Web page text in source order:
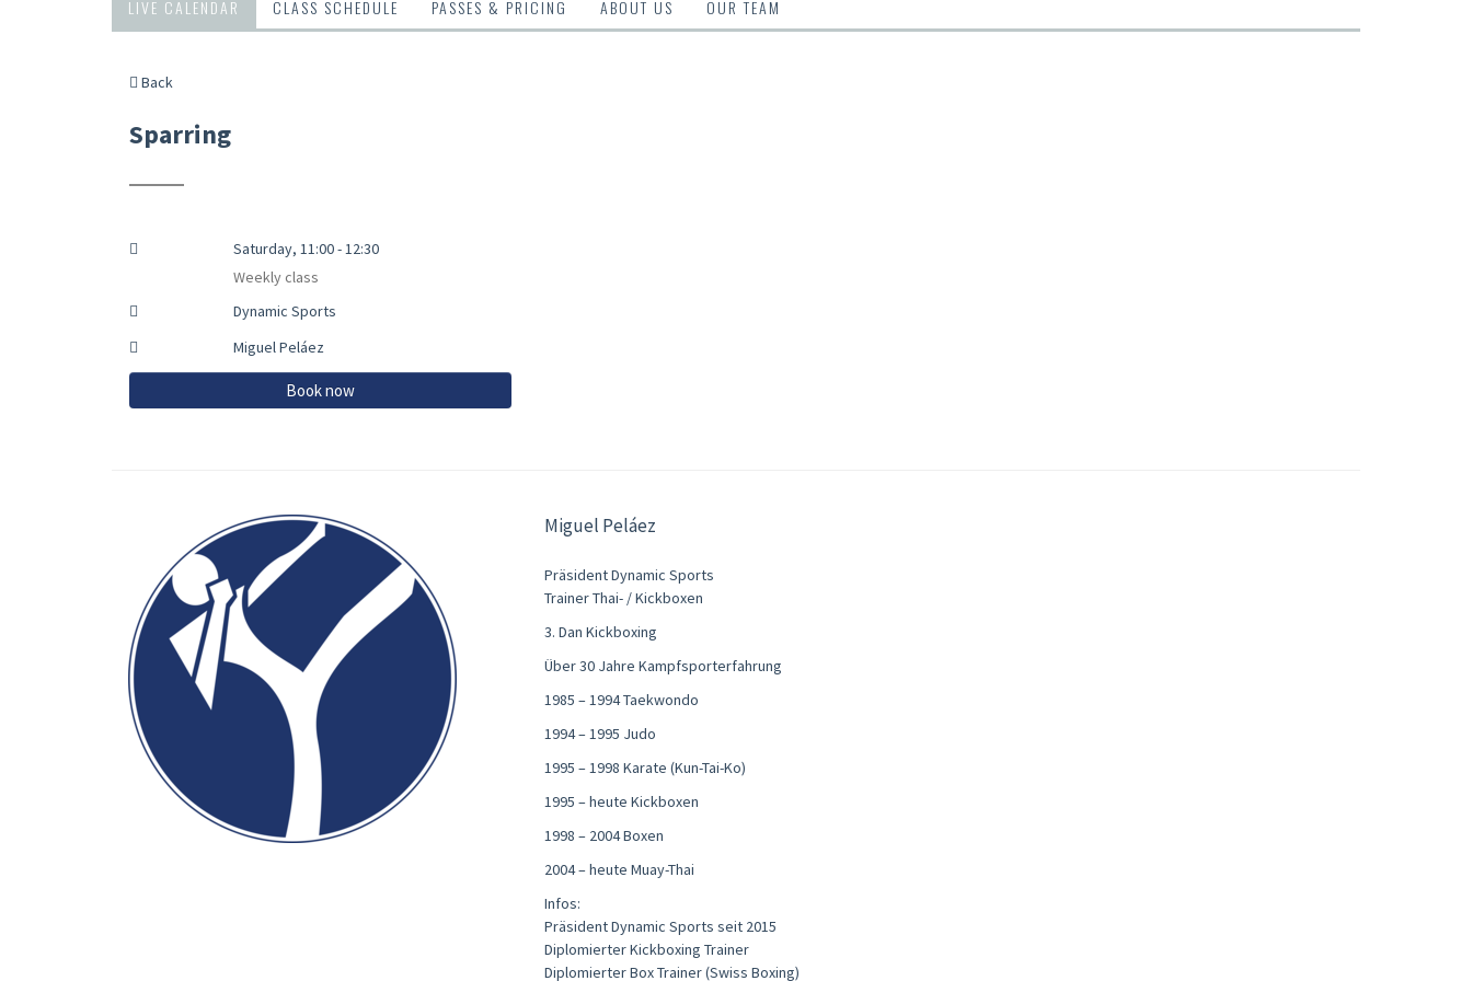
LIVE CALENDAR CLASS SCHEDULE PASSES & PRICING ABOUT US OUR TEAM
Back
Sparring
Saturday, 11:00 - 12:30
Weekly class
Dynamic Sports
Miguel Peláez
Book now
Miguel Peláez
Präsident Dynamic Sports
Trainer Thai- / Kickboxen
3. Dan Kickboxing
Über 30 Jahre Kampfsporterfahrung
1985 – 1994 Taekwondo
1994 – 1995 Judo
1995 – 1998 Karate (Kun-Tai-Ko)
1995 – heute Kickboxen
1998 – 2004 Boxen
2004 – heute Muay-Thai
Infos:
Präsident Dynamic Sports seit 2015
Diplomierter Kickboxing Trainer
Diplomierter Box Trainer (Swiss Boxing)